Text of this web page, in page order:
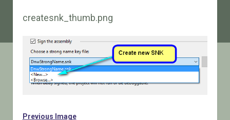
Chi sono
Contatto
createsnk_thumb.png
Previous Image